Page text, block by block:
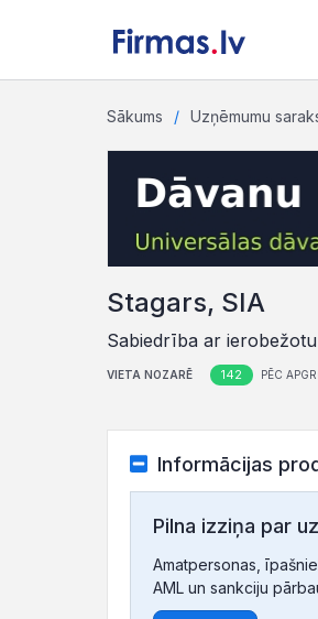
Sākums Uzņēmumu
Stagars, SIA
Sabiedrība ar
VIETA NOZARĒ 142 PĒC
Informācijas
Pilna izziņa par
Amatpersonas,
AML un sankciju